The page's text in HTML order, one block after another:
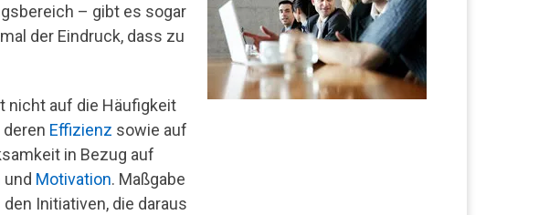
– gibt es sogar
der Eindruck, dass zu
nicht auf die Häufigkeit
deren Effizienz sowie auf
in Bezug auf
und Motivation. Maßgabe
Initiativen, die daraus